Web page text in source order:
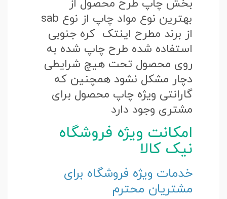
بخش چاپ طرح محصول از
بهترین نوع مواد چاپ از نوع sab
از برند مطرح اینتک کره جنوبی
استفاده شده طرح چاپ شده به
روی محصول تحت هیچ شرایطی
دچار مشکل نشود همچنین که
گارانتی ویژه چاپ محصول برای
مشتری وجود دارد
امکانت ویژه فروشگاه
نیک کالا
خدمات ویژه فروشگاه برای
مشتریان محترم